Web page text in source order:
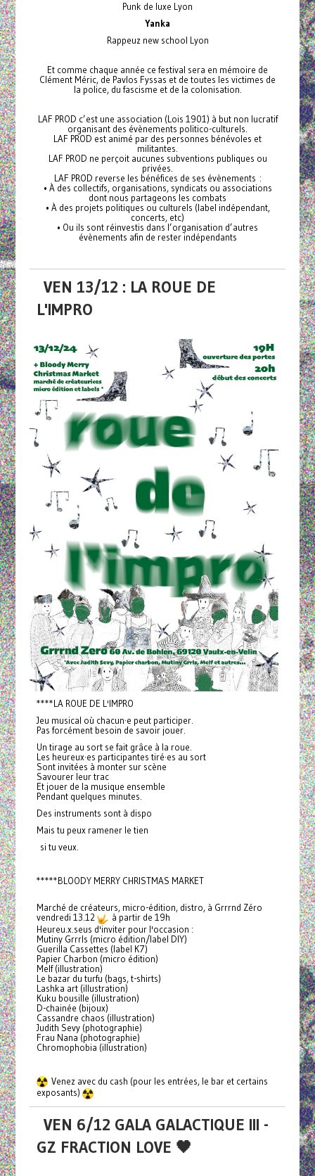
Punk de luxe Lyon
Yanka
Rappeuz new school Lyon
Et comme chaque année ce festival sera en mémoire de
Clément Méric, de Pavlos Fyssas et de toutes les victimes de
la police, du fascisme et de la colonisation.
LAF PROD c’est une association (Lois 1901) à but non lucratif
organisant des évènements politico-culturels.
LAF PROD est animé par des personnes bénévoles et
militantes.
LAF PROD ne perçoit aucunes subventions publiques ou
privées.
LAF PROD reverse les bénéfices de ses évènements :
• À des collectifs, organisations, syndicats ou associations
dont nous partageons les combats
• À des projets politiques ou culturels (label indépendant,
concerts, etc)
• Ou ils sont réinvestis dans l’organisation d’autres
évènements afin de rester indépendants
VEN 13/12 : LA ROUE DE
L'IMPRO
****LA ROUE DE L'IMPRO
Jeu musical où chacun·e peut participer.
Pas forcément besoin de savoir jouer.
Un tirage au sort se fait grâce à la roue.
Les heureux·es participantes tiré·es au sort
Sont invitées à monter sur scène
Savourer leur trac
Et jouer de la musique ensemble
Pendant quelques minutes.
Des instruments sont à dispo
Mais tu peux ramener le tien
si tu veux.
*****BLOODY MERRY CHRISTMAS MARKET
Marché de créateurs, micro-édition, distro, à Grrrnd Zéro
vendredi 13.12
à partir de 19h
Heureu.x.seus d'inviter pour l'occasion :
Mutiny Grrrls (micro édition/label DIY)
Guerilla Cassettes (label K7)
Papier Charbon (micro édition)
Melf (illustration)
Le bazar du turfu (bags, t-shirts)
Lashka art (illustration)
Kuku bousille (illustration)
D-chainée (bijoux)
Cassandre chaos (illustration)
Judith Sevy (photographie)
Frau Nana (photographie)
Chromophobia (illustration)
Venez avec du cash (pour les entrées, le bar et certains
exposants)
VEN 6/12 GALA GALACTIQUE III -
GZ FRACTION LOVE 🖤